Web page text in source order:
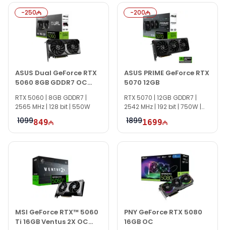
-250
ASUS Dual GeForce RTX
5060 8GB GDDR7 OC
RTX 5060 | 8GB GDDR7 |
2565 MHz | 128 bit | 550W
1099849
-200
ASUS PRIME GeForce RTX
5070 12GB
RTX 5070 | 12GB GDDR7 |
2542 MHz | 192 bit | 750W |
CI0774
18991699
MSI GeForce RTX™ 5060
Ti 16GB Ventus 2X OC
PNY GeForce RTX 5080
16GB OC